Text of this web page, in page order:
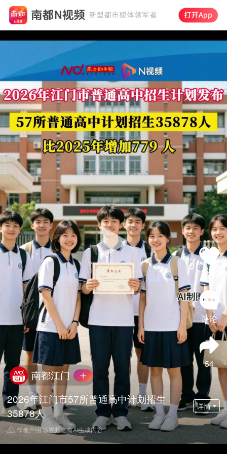
571
评论
54
南都江门
2026年江门市57所普通高中计划招生
35878人
详情
作者声明:该视频含有AI生成内容